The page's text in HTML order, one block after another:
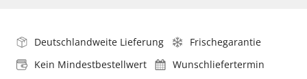
Deutschlandweite Lieferung
Frischegarantie
Kein Mindestbestellwert
Wunschliefertermin